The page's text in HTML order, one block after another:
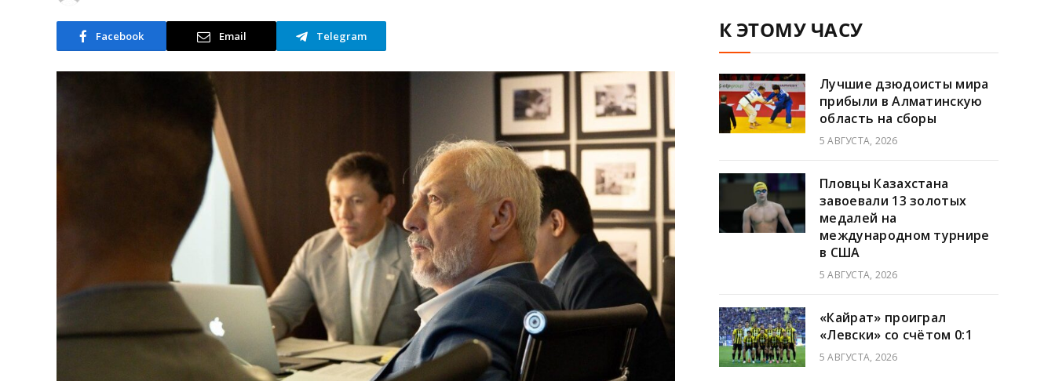
Facebook Email Telegram К ЭТОМУ ЧАСУ
Лучшие дзюдоисты мира
прибыли в Алматинскую
область на сборы
5 АВГУСТА, 2026
Пловцы Казахстана
завоевали 13 золотых
медалей на
международном турнире
в США
5 АВГУСТА, 2026
«Кайрат» проиграл
«Левски» со счётом 0:1
5 АВГУСТА, 2026